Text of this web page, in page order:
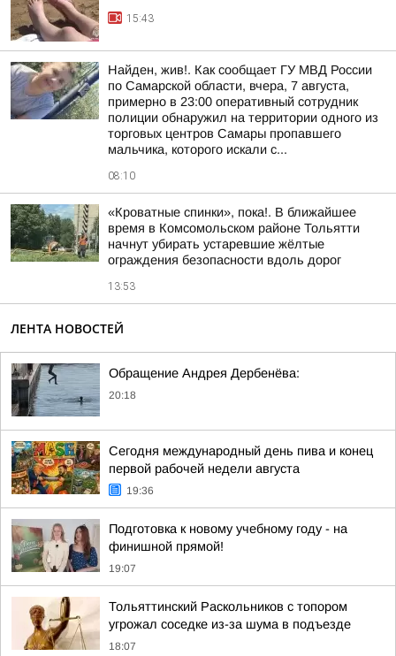
15:43
Найден, жив!. Как сообщает ГУ МВД России
по Самарской области, вчера, 7 августа,
примерно в 23:00 оперативный сотрудник
полиции обнаружил на территории одного из
торговых центров Самары пропавшего
мальчика, которого искали с...
08:10
«Кроватные спинки», пока!. В ближайшее
время в Комсомольском районе Тольятти
начнут убирать устаревшие жёлтые
ограждения безопасности вдоль дорог
13:53
ЛЕНТА НОВОСТЕЙ
Обращение Андрея Дербенёва:
20:18
Сегодня международный день пива и конец
первой рабочей недели августа
19:36
Подготовка к новому учебному году - на
финишной прямой!
19:07
Тольяттинский Раскольников с топором
угрожал соседке из-за шума в подъезде
18:07